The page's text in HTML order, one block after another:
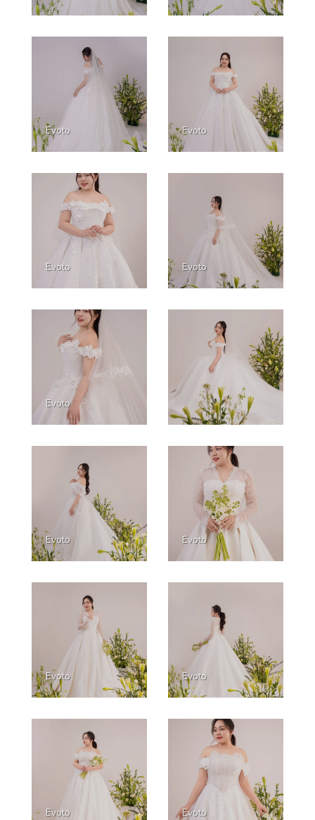
Evoto Evoto
Evoto Evoto
Evoto
Evoto Evoto
Evoto Evoto
Evoto Evoto